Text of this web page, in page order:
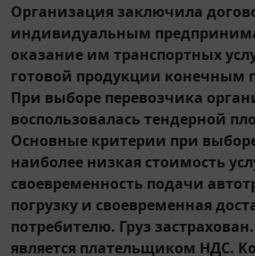
Организация заключила
индивидуальным
оказание им транспортных
готовой продукции конечным
При выборе перевозчика
воспользовалась тендерной
Основные критерии при
наиболее низкая стоимость
своевременность подачи
погрузку и своевременная
потребителю. Груз
является плательщиком НДС.